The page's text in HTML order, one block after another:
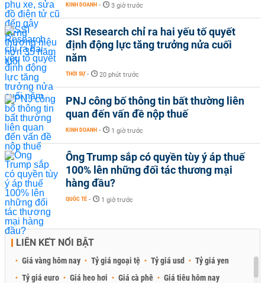
KINH DOANH - 3 giờ trước
SSI Research chỉ ra hai yếu tố quyết
định động lực tăng trưởng nửa cuối
năm
THỜI SỰ - 20 phút trước
PNJ công bố thông tin bất thường liên
quan đến vấn đề nộp thuế
KINH DOANH - 1 giờ trước
Ông Trump sắp có quyền tùy ý áp thuế
100% lên những đối tác thương mại
hàng đầu?
QUỐC TẾ - 1 giờ trước
LIÊN KẾT NỔI BẬT
Giá vàng hôm nay Tỷ giá ngoại tệ Tỷ giá usd
Tỷ giá yen
Tỷ giá euro
Giá heo hơi Giá cà phê Giá tiêu hôm nay